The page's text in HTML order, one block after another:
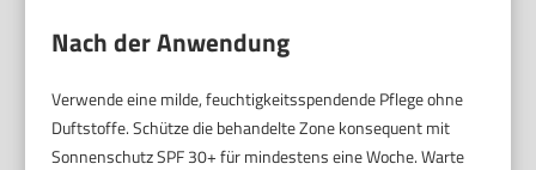
Nach der Anwendung
Verwende eine milde, feuchtigkeitsspendende Pflege ohne
Duftstoffe. Schütze die behandelte Zone konsequent mit
Sonnenschutz SPF 30+ für mindestens eine Woche. Warte